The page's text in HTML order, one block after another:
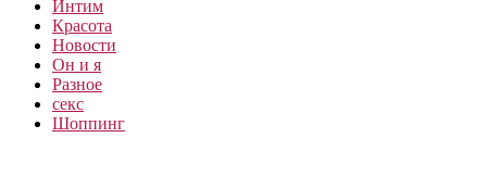
Интим
Красота
Новости
Он и я
Разное
секс
Шоппинг